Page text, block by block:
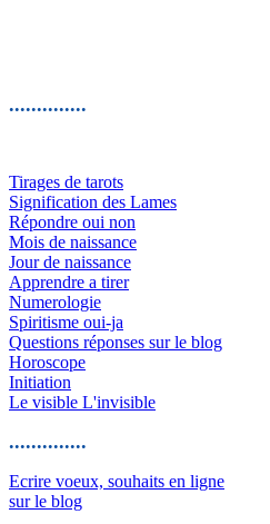
..............
Tirages de tarots
Signification des Lames
Répondre oui non
Mois de naissance
Jour de naissance
Apprendre a tirer
Numerologie
Spiritisme oui-ja
Questions réponses sur le blog
Horoscope
Initiation
Le visible L'invisible
..............
Ecrire voeux, souhaits en ligne
sur le blog